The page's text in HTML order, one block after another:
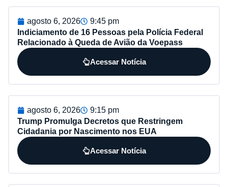
agosto 6, 2026
9:45 pm
Indiciamento de 16 Pessoas pela Polícia Federal
Relacionado à Queda de Avião da Voepass
Acessar Notícia
agosto 6, 2026
9:15 pm
Trump Promulga Decretos que Restringem
Cidadania por Nascimento nos EUA
Acessar Notícia